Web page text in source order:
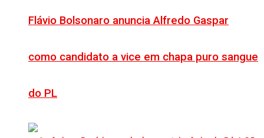
Flávio Bolsonaro anuncia Alfredo Gaspar
como candidato a vice em chapa puro sangue
do PL